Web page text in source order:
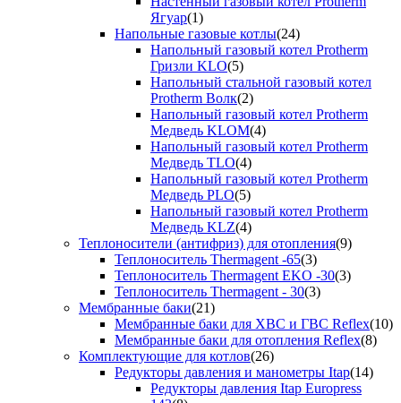
Ягуар(1)
Напольные газовые котлы(24)
Напольный газовый котел Protherm
Гризли KLO(5)
Напольный стальной газовый котел
Protherm Волк(2)
Напольный газовый котел Protherm
Медведь KLOM(4)
Напольный газовый котел Protherm
Медведь TLO(4)
Напольный газовый котел Protherm
Медведь PLO(5)
Напольный газовый котел Protherm
Медведь KLZ(4)
Теплоносители (антифриз) для отопления(9)
Теплоноситель Thermagent -65(3)
Теплоноситель Thermagent EKO -30(3)
Теплоноситель Thermagent - 30(3)
Мембранные баки(21)
Мембранные баки для ХВС и ГВС Reflex(10)
Мембранные баки для отопления Reflex(8)
Комплектующие для котлов(26)
Редукторы давления и манометры Itap(14)
Редукторы давления Itap Europress